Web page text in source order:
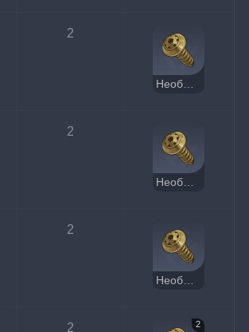
2
Необычная запчасть
2
Необычная запчасть
2
Необычная запчасть
2 2